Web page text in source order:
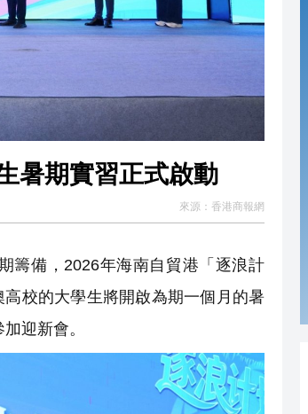
暑期實習正式啟動
來源： 香港商報網
籌備，2026年海南自貿港「逐浪計
校的大學生將開啟為期一個月的暑
迎新會。